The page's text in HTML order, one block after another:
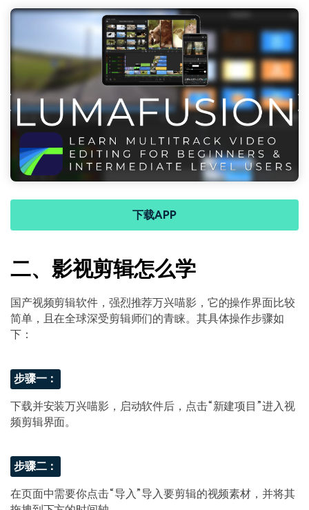
下载APP
二、影视剪辑怎么学
国产视频剪辑软件，强烈推荐万兴喵影，它的操作界面比较
简单，且在全球深受剪辑师们的青睐。其具体操作步骤如
下：
步骤一：
下载并安装万兴喵影，启动软件后，点击“新建项目”进入视
频剪辑界面。
步骤二：
在页面中需要你点击“导入”导入要剪辑的视频素材，并将其